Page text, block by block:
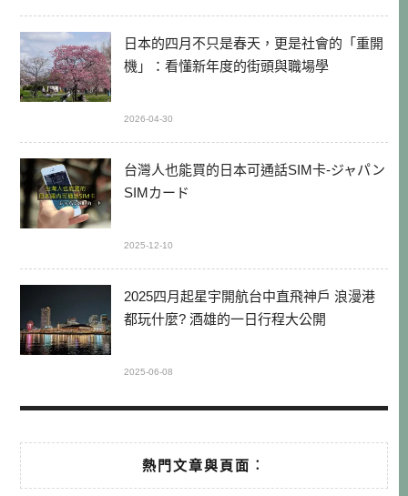
日本的四月不只是春天，更是社會的「重開
機」：看懂新年度的街頭與職場學
2026-04-30
台灣人也能買的日本可通話SIM卡-ジャパン
SIMカード
2025-12-10
2025四月起星宇開航台中直飛神戶 浪漫港
都玩什麼? 酒雄的一日行程大公開
2025-06-08
熱門文章與頁面︰